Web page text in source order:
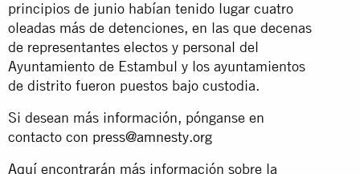
principios de junio habían tenido lugar cuatro
oleadas más de detenciones, en las que decenas
de representantes electos y personal del
Ayuntamiento de Estambul y los ayuntamientos
de distrito fueron puestos bajo custodia.
Si desean más información, pónganse en
contacto con press@amnesty.org
Aquí encontrarán más información sobre la